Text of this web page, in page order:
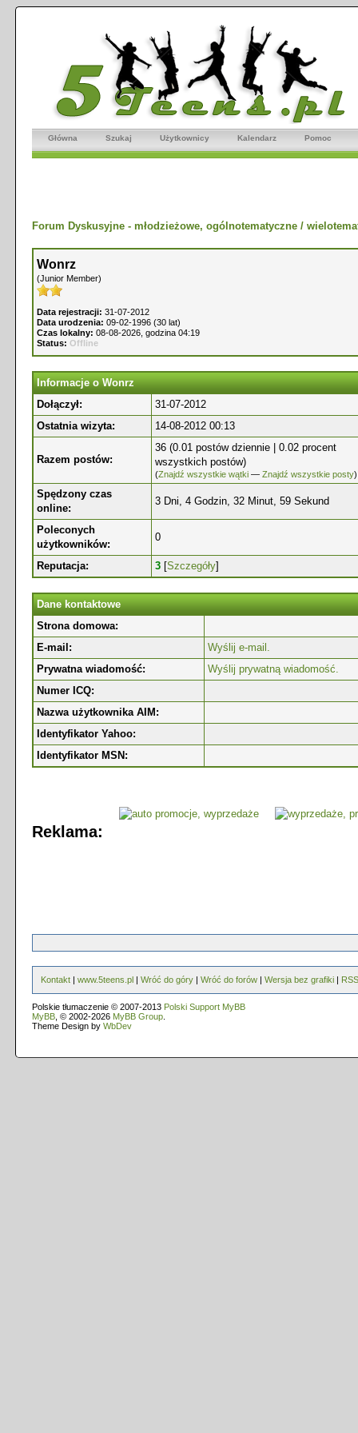
Główna Szukaj Użytkownicy Kalendarz Pomoc
Forum Dyskusyjne - młodzieżowe, ogólnotematyczne /
Wonrz
(Junior Member)
Data rejestracji: 31-07-2012
Data urodzenia: 09-02-1996 (30 lat)
Czas lokalny: 08-08-2026, godzina 04:19
Status: Offline
Informacje o Wonrz
Dołączył:
31-07-2012
Ostatnia wizyta:
14-08-2012 00:13
Razem postów:
36 (0.01 postów dziennie | 0.02 procent
wszystkich postów)
(Znajdź wszystkie wątki — Znajdź wszystkie posty)
Spędzony czas
online:
3 Dni, 4 Godzin, 32 Minut, 59 Sekund
Poleconych
użytkowników:
0
Reputacja: 3 [Szczegóły]
Dane kontaktowe
Strona domowa:
E-mail:
Wyślij e-mail.
Prywatna wiadomość:
Wyślij prywatną wiadomość.
Numer ICQ:
Nazwa użytkownika AIM:
Identyfikator Yahoo:
Identyfikator MSN:
Reklama:
Kontakt | www.5teens.pl | Wróć do góry | Wróć do forów | Wersja bez grafiki | RSS
Polskie tłumaczenie © 2007-2013 Polski Support MyBB
MyBB , © 2002-2026 MyBB Group
Theme Design by WbDev